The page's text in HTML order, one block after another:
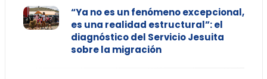
“Ya no es un fenómeno excepcional,
es una realidad estructural”: el
diagnóstico del Servicio Jesuita
sobre la migración